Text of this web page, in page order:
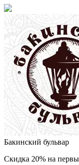
Бакинский бульвар
Скидка 20% на